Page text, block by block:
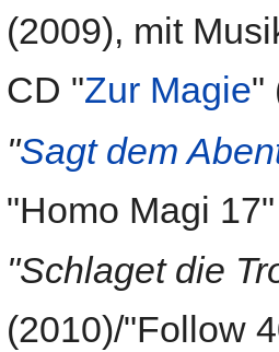
(2009), mit
CD "Zur Magie"
"Sagt dem
"Homo Magi 17"
"Schlaget die
(2010)/"Follow